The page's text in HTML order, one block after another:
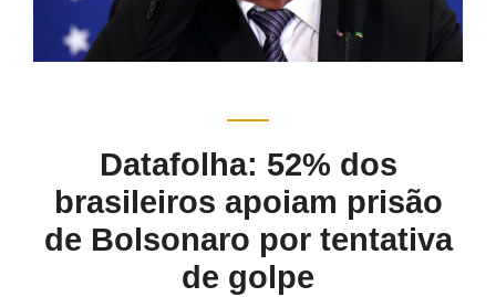
Datafolha: 52% dos
brasileiros apoiam prisão
de Bolsonaro por tentativa
de golpe